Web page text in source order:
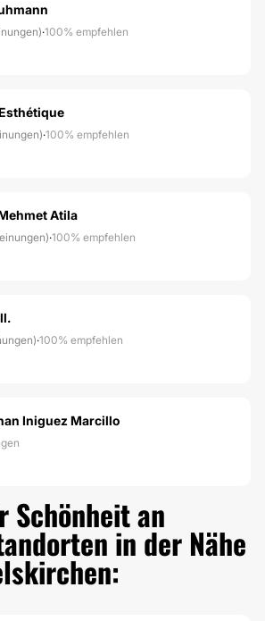
·100% empfehlen
·100% empfehlen
Atila
·100% empfehlen
·100% empfehlen
Iniguez Marcillo
Schönheit an
in der Nähe